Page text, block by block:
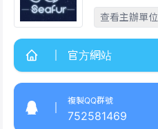
查看主辦單位
官方網站
複製QQ群號
752581469